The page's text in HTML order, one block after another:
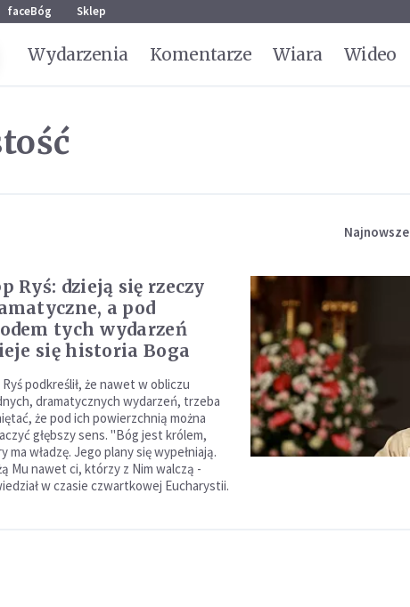
faceBóg Sklep
Wydarzenia Komentarze Wiara Wideo
Najnowsze
Ryś: dzieją się rzeczy
a pod
tych wydarzeń
się historia Boga
Ryś podkreślił, że nawet w obliczu
dramatycznych wydarzeń, trzeba
że pod ich powierzchnią można
głębszy sens. "Bóg jest królem,
ma władzę. Jego plany się wypełniają.
Mu nawet ci, którzy z Nim walczą -
w czasie czwartkowej Eucharystii.